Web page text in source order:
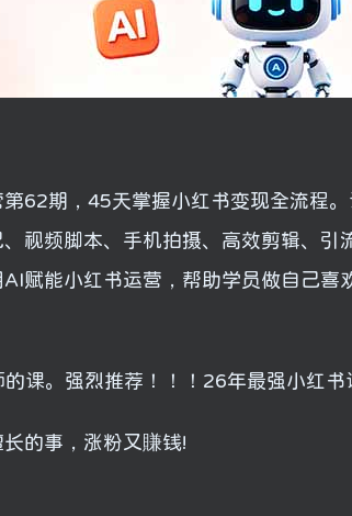
62期，45天掌握小红书变现全流程
视频脚本、手机拍摄、高效剪辑、
赋能小红书运营，帮助学员做自己
课。强烈推荐！！！26年最强小红书
的事，涨粉又賺钱!